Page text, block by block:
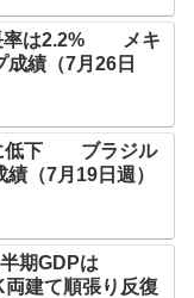
率は2.2% メキ
成績（7月26日
低下 ブラジル
（7月19日週）
期GDPは
建て順張り反復